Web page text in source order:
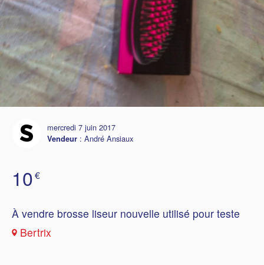
mercredi 7 juin 2017
Vendeur : André Ansiaux
10€
À vendre brosse liseur nouvelle utilisé pour teste
Bertrix